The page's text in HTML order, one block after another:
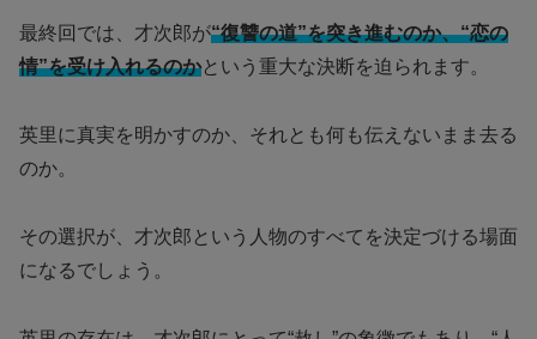
最終回では、才次郎が“復讐の道”を突き進むのか、“恋の
情”を受け入れるのかという重大な決断を迫られます。
英里に真実を明かすのか、それとも何も伝えないまま去る
のか。
その選択が、才次郎という人物のすべてを決定づける場面
になるでしょう。